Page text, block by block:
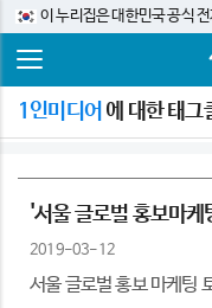
이 누리집은 대한민국 공식
1인미디어 에 대한 태그
'서울 글로벌 홍보마케
2019-03-12
서울 글로벌 홍보 마케팅